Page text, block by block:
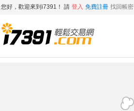
您好，歡迎來到i7391！ 請 登入 免費註冊 找回帳密